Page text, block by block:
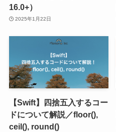
16.0+）
2025年1月22日
【Swift】四捨五入するコー
ドについて解説／floor(),
ceil(), round()